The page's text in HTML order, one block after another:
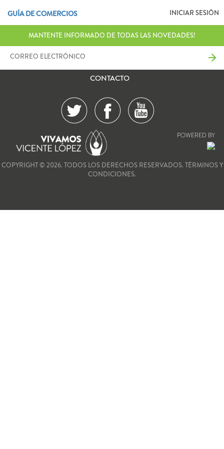
GUÍA DE COMERCIOS INICIAR SESIÓN
MANTENTE INFORMADO DE TODAS LAS NOVEDADES!
CONTACTO
POWERED BY
COPYRIGHT © 2026. TODOS LOS DERECHOS RESERVADOS. TÉRMINOS Y
CONDICIONES.